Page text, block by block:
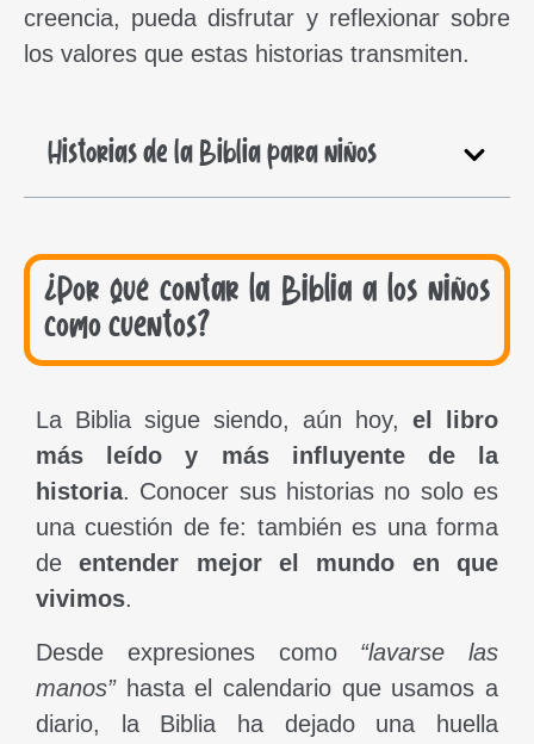
creencia, pueda disfrutar y reflexionar sobre
los valores que estas historias transmiten.
Historias de la Biblia para niños
¿Por qué contar la Biblia a los niños
como cuentos?
La Biblia sigue siendo, aún hoy, el libro
más leído y más influyente de la
historia. Conocer sus historias no solo es
una cuestión de fe: también es una forma
deentender mejor el mundo en que
vivimos.
Desde expresiones como “lavarse las
manos”hasta el calendario que usamos a
diario, la Biblia ha dejado una huella